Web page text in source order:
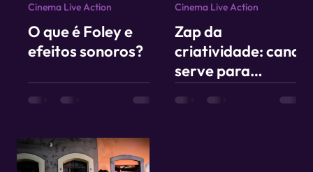
O que é Foley e
efeitos sonoros?
Cinema Live Action
Zap da
criatividade: canal
serve para
conteúdos
Cinema Live Action